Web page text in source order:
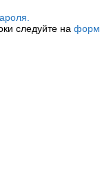
следуйте на